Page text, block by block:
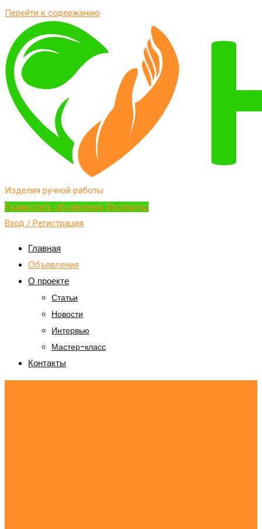
Перейти к содержанию
Изделия ручной работы
Разместить объявление бесплатно
Вход / Регистрация
Главная
Объявления
О проекте
Статьи
Новости
Интервью
Мастер-класс
Контакты